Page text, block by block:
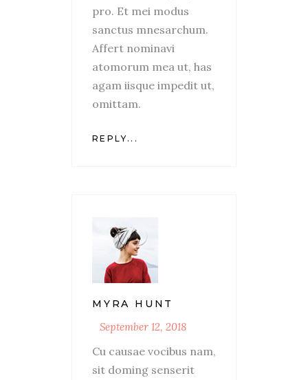
pro. Et mei modus
sanctus mnesarchum.
Affert nominavi
atomorum mea ut, has
agam iisque impedit ut,
omittam.
REPLY...
MYRA HUNT
September 12, 2018
Cu causae vocibus nam,
sit doming senserit